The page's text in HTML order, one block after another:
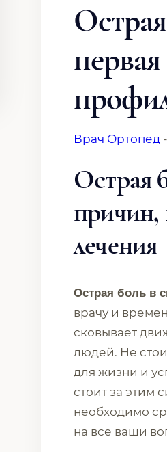
Врач Ортопед
Острая
лечения
Острая боль в
врачу и
сковывает
людей. Не
для жизни и
стоит за этим
необходимо
на все ваши